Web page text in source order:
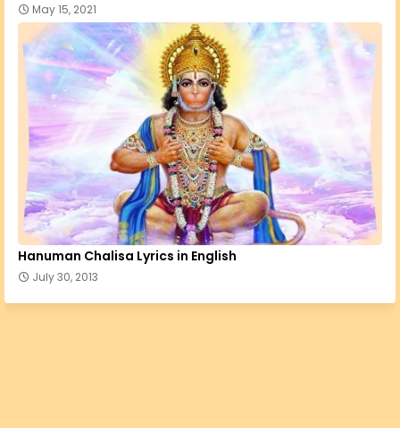
May 15, 2021
Hanuman Chalisa Lyrics in English
July 30, 2013